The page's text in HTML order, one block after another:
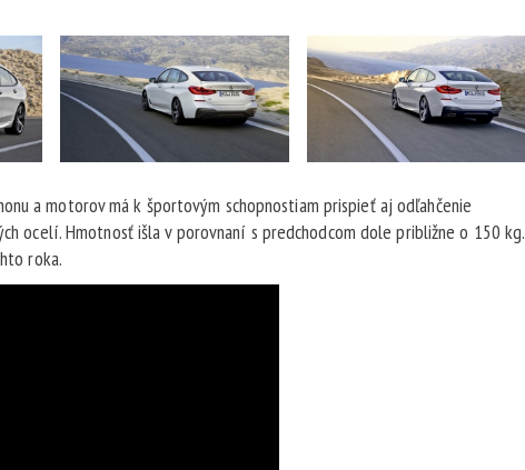
a motorov má k športovým schopnostiam prispieť aj odľahčenie
ocelí. Hmotnosť išla v porovnaní s predchodcom dole približne o 150 kg.
roka.